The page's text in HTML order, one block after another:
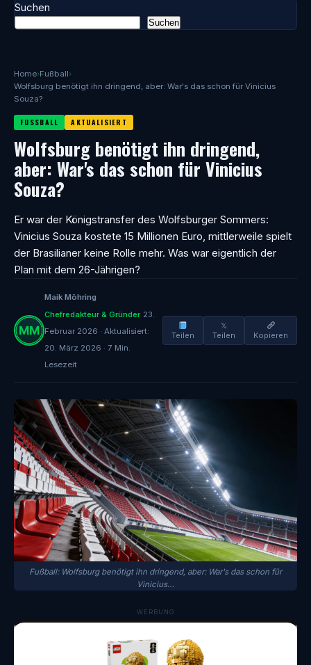
Home›Fußball›
Wolfsburg benötigt ihn dringend, aber: War's das schon für Vinicius
Souza?
FUSSBALL AKTUALISIERT
Wolfsburg benötigt ihn dringend,
aber: War's das schon für Vinicius
Souza?
Er war der Königstransfer des Wolfsburger Sommers:
Vinicius Souza kostete 15 Millionen Euro, mittlerweile spielt
der Brasilianer keine Rolle mehr. Was war eigentlich der
Plan mit dem 26-Jährigen?
Maik Möhring
Chefredakteur & Gründer 23.
Februar 2026 · Aktualisiert:
20. März 2026 · 7 Min.
Lesezeit
Teilen
𝕏
Teilen
Kopieren
Fußball: Wolfsburg benötigt ihn dringend, aber: War's das schon für
Vinicius…
WERBUNG
Suchen
Suchen